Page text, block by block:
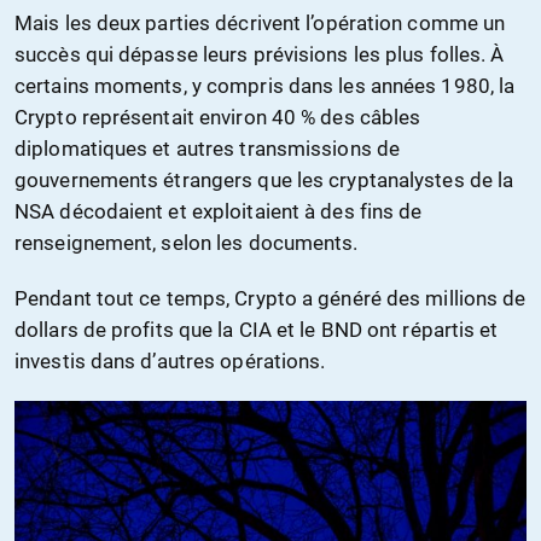
Mais les deux parties décrivent l’opération comme un
succès qui dépasse leurs prévisions les plus folles. À
certains moments, y compris dans les années 1980, la
Crypto représentait environ 40 % des câbles
diplomatiques et autres transmissions de
gouvernements étrangers que les cryptanalystes de la
NSA décodaient et exploitaient à des fins de
renseignement, selon les documents.
Pendant tout ce temps, Crypto a généré des millions de
dollars de profits que la CIA et le BND ont répartis et
investis dans d’autres opérations.